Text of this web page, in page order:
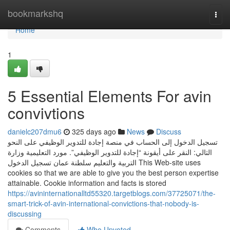
bookmarkshq
Home
Home
1
5 Essential Elements For avin
convivtions
danielc207dmu6 325 days ago News
Discuss
تسجيل الدخول إلى الحساب في منصة إجادة للتدوير الوظيفي على النحو
التالي: النقر على أيقونة “إجادة للتدوير الوظيفي”. مورد التعليمية وزارة
التربية والتعليم سلطنة عمان تسجيل الدخول This Web-site uses
cookies so that we are able to give you the best person expertise
attainable. Cookie information and facts is stored
https://avininternationalltd55320.targetblogs.com/37725071/the-
smart-trick-of-avin-international-convictions-that-nobody-is-
discussing